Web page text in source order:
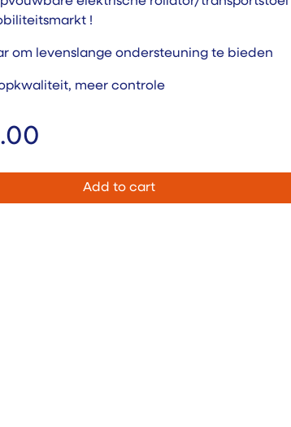
!
om levenslange ondersteuning te bieden
meer controle
Add to cart